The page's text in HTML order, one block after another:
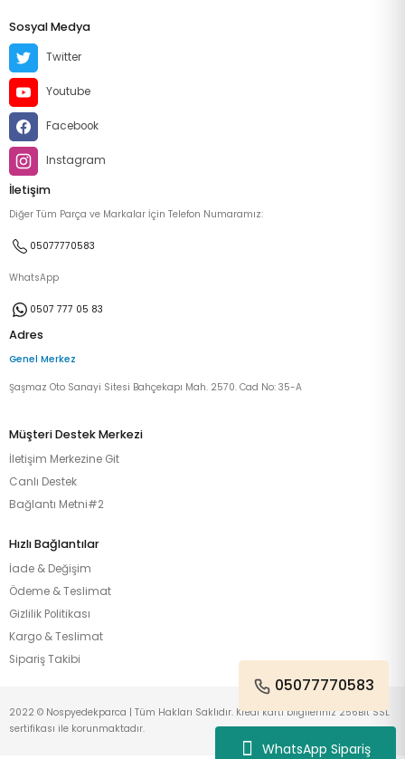
WhatsApp Sipariş
Sosyal Medya
Twitter
Youtube
Facebook
Instagram
İletişim
Diğer Tüm Parça ve Markalar İçin Telefon Numaramız:
05077770583
WhatsApp
0507 777 05 83
Adres
Genel Merkez
Şaşmaz Oto Sanayi Sitesi Bahçekapı Mah. 2570. Cad No: 35-A
Müşteri Destek Merkezi
İletişim Merkezine Git
Canlı Destek
Bağlantı Metni#2
Hızlı Bağlantılar
İade & Değişim
Ödeme & Teslimat
Gizlilik Politikası
Kargo & Teslimat
Sipariş Takibi
05077770583
2022 © Nospyedekparca | Tüm Hakları Saklıdır. Kredi kartı bilgileriniz 256Bit SSL
sertifikası ile korunmaktadır.